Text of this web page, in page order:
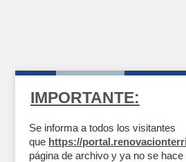
IMPORTANTE:
Se informa a todos los visitantes
que https://
página de archivo y ya no se